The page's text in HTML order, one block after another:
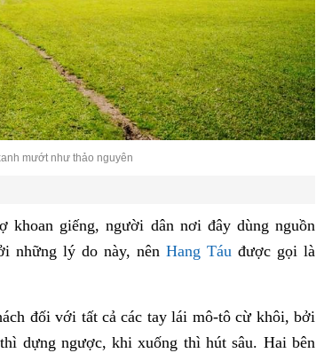
mướt như thảo nguyên
khoan giếng, người dân nơi đây dùng nguồn
những lý do này, nênHang Táu được gọi là
đối với tất cả các tay lái mô-tô cừ khôi, bởi
dựng ngược, khi xuống thì hút sâu. Hai bên